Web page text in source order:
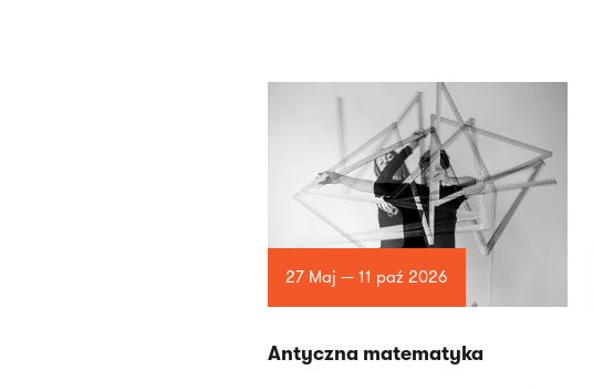
27 Maj — 11 paź 2026
Antyczna matematyka